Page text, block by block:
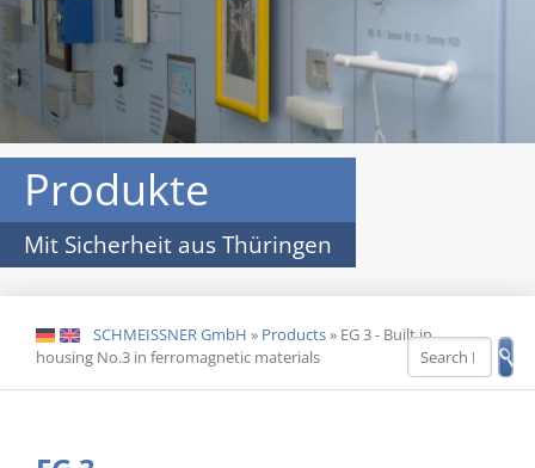
Produkte
Mit Sicherheit aus Thüringen
DE EN SCHMEISSNER GmbH » Products» EG 3 - Built in
housing No.3 in ferromagnetic materials